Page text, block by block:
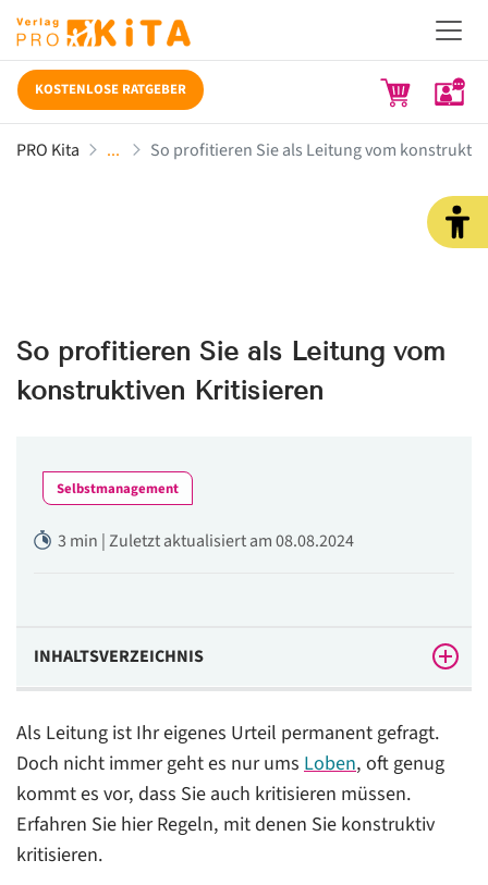
KOSTENLOSE RATGEBER
PRO Kita So profitieren Sie als Leitung vom
So profitieren Sie als Leitung vom
konstruktiven Kritisieren
Selbstmanagement
3 min | Zuletzt aktualisiert am 08.08.2024
INHALTSVERZEICHNIS
2. Regel: Schauen Sie mit den Augen des anderen
3. Regel: Arbeiten Sie mit Ich-Botschaften
4. Regel: Kritisieren Sie immer unter 4 Augen
Als Leitung ist Ihr eigenes Urteil permanent gefragt.
Doch nicht immer geht es nur umsLoben, oft genug
kommt es vor, dass Sie auch kritisieren müssen.
Erfahren Sie hier Regeln, mit denen Sie konstruktiv
kritisieren.